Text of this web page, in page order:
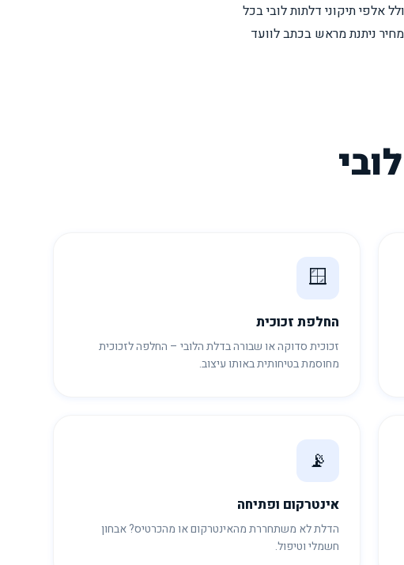
לוועדי בתים ולחברות ניהול בניינים. הניסיון של 20+ שנה כולל אלפי תיקוני דלתות לובי בכל
ניתנת מראש בכתב לוועד
🪟
החלפת זכוכית
זכוכית סדוקה או שבורה בדלת הלובי – החלפה לזכוכית
מחוסמת בטיחותית באותו עיצוב.
📡
אינטרקום ופתיחה
הדלת לא משתחררת מהאינטרקום או מהכרטיס? אבחון
חשמלי וטיפול.